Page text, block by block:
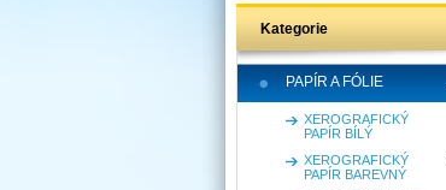
Kategorie
PAPÍR A FÓLIE
XEROGRAFICKÝ
PAPÍR BÍLÝ
XEROGRAFICKÝ
PAPÍR BAREVNÝ